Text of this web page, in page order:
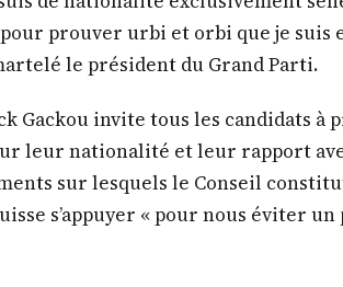
prouver urbi et orbi que je suis
le président du Grand Parti.
Gackou invite tous les candidats à
leur nationalité et leur rapport
sur lesquels le Conseil
s’appuyer « pour nous éviter